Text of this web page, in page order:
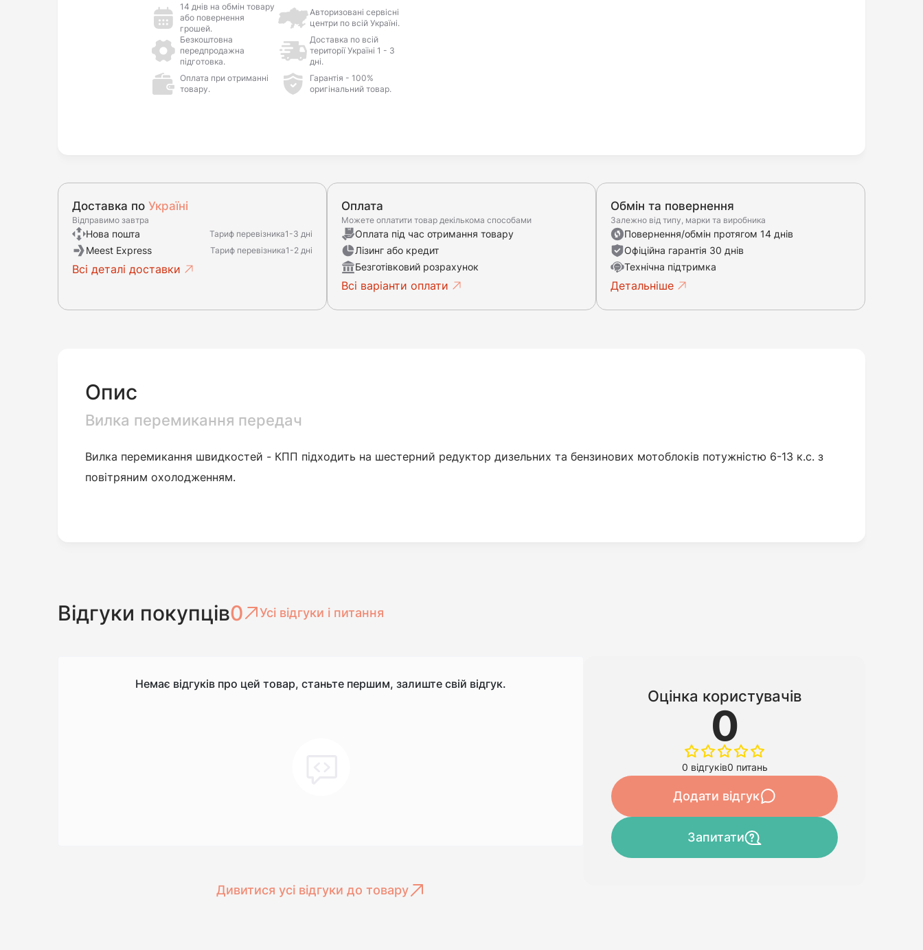
14 днів на обмін товару
або повернення
грошей.
Авторизовані сервісні
центри по всій Україні.
Безкоштовна
передпродажна
підготовка.
Доставка по всій
території Україні 1 - 3
дні.
Оплата при отриманні
товару.
Гарантія - 100%
оригінальний товар.
Доставка по Україні
Відправимо завтра
Нова пошта Тариф перевізника1-3 дні
Meest Express Тариф перевізника1-2 дні
Всі деталі доставки
Оплата
Можете оплатити товар декількома способами
Оплата під час отримання товару
Лізинг або кредит
Безготівковий розрахунок
Всі варіанти оплати
Обмін та повернення
Залежно від типу, марки та виробника
Повернення/обмін протягом 14 днів
Офіційна гарантія 30 днів
Технічна підтримка
Детальніше
Опис
Вилка перемикання передач
Вилка перемикання швидкостей - КПП підходить на шестерний редуктор дизельних та бензинових мотоблоків потужністю 6-13 к.с. з
повітряним охолодженням.
Відгуки покупців0 Усі відгуки і питання
Немає відгуків про цей товар, станьте першим, залиште свій відгук.
Дивитися усі відгуки до товару
Оцінка користувачів
0
0 відгуків0 питань
Додати відгук
Запитати